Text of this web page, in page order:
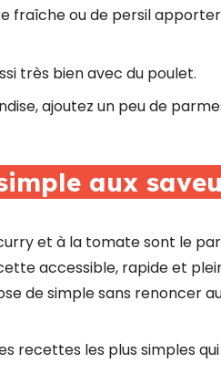
fraîche ou de persil
très bien avec du poulet.
ajoutez un peu de
aux
et à la tomate sont le
accessible, rapide et
de simple sans renoncer
recettes les plus simples